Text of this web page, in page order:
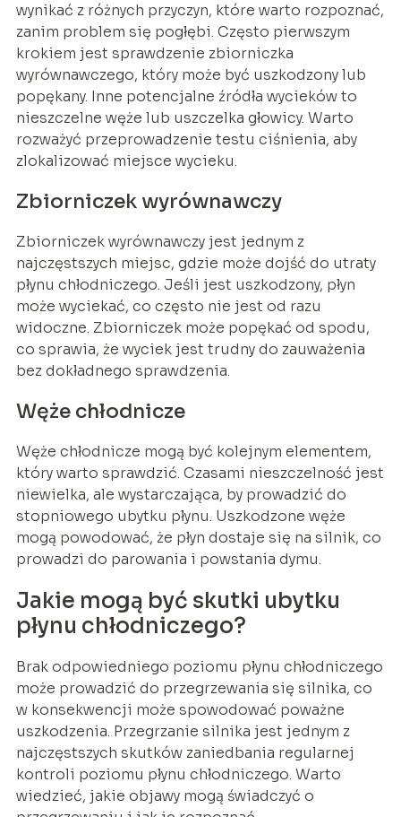
wynikać z różnych przyczyn, które warto rozpoznać,
zanim problem się pogłębi. Często pierwszym
krokiem jest sprawdzenie zbiorniczka
wyrównawczego, który może być uszkodzony lub
popękany. Inne potencjalne źródła wycieków to
nieszczelne węże lub uszczelka głowicy. Warto
rozważyć przeprowadzenie testu ciśnienia, aby
zlokalizować miejsce wycieku.
Zbiorniczek wyrównawczy
Zbiorniczek wyrównawczy jest jednym z
najczęstszych miejsc, gdzie może dojść do utraty
płynu chłodniczego. Jeśli jest uszkodzony, płyn
może wyciekać, co często nie jest od razu
widoczne. Zbiorniczek może popękać od spodu,
co sprawia, że wyciek jest trudny do zauważenia
bez dokładnego sprawdzenia.
Węże chłodnicze
Węże chłodnicze mogą być kolejnym elementem,
który warto sprawdzić. Czasami nieszczelność jest
niewielka, ale wystarczająca, by prowadzić do
stopniowego ubytku płynu. Uszkodzone węże
mogą powodować, że płyn dostaje się na silnik, co
prowadzi do parowania i powstania dymu.
Jakie mogą być skutki ubytku
płynu chłodniczego?
Brak odpowiedniego poziomu płynu chłodniczego
może prowadzić do przegrzewania się silnika, co
w konsekwencji może spowodować poważne
uszkodzenia. Przegrzanie silnika jest jednym z
najczęstszych skutków zaniedbania regularnej
kontroli poziomu płynu chłodniczego. Warto
wiedzieć, jakie objawy mogą świadczyć o